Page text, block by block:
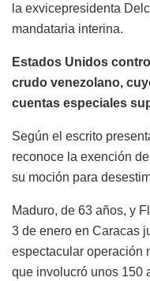
la exvicepresidenta
mandataria interina.
Estados Unidos
crudo venezolano,
cuentas especiales
Según el escrito
reconoce la exención
su moción para
Maduro, de 63 años, y
3 de enero en Caracas
espectacular operación
que involucró unos 150